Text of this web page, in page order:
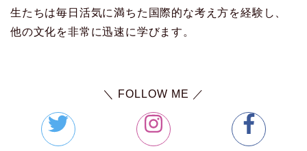
生たちは毎日活気に満ちた国際的な考え方を経験し、
他の文化を非常に迅速に学びます。
＼ FOLLOW ME ／